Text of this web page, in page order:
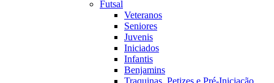
Futsal
Veteranos
Seniores
Juvenis
Iniciados
Infantis
Benjamins
Traquinas, Petizes e Pré-Iniciação